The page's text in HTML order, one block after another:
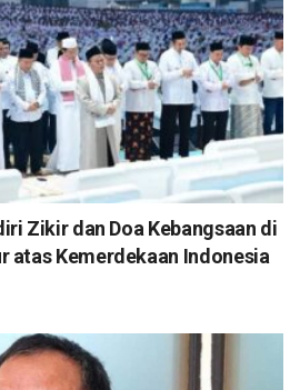
Zikir dan Doa Kebangsaan di
atas Kemerdekaan Indonesia